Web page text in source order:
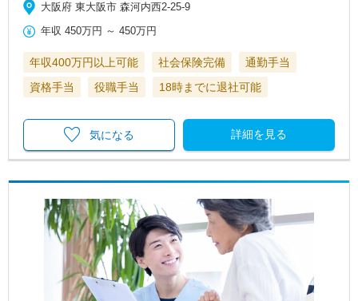
大阪府 東大阪市 森河内西2-25-9
年収 450万円 ～450万円
年収400万円以上可能 社会保険完備
通勤手当
資格手当
役職手当 18時までに退社可能
詳細を見る
気になる